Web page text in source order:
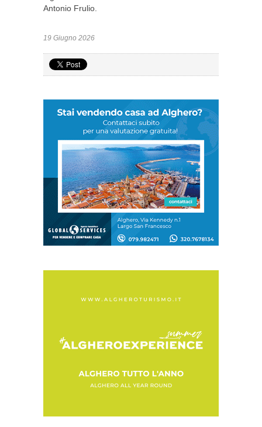
Antonio Frulio.
19 Giugno 2026